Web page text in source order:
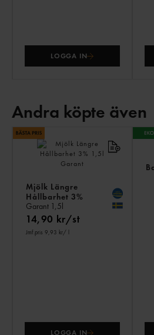
LOGGA IN
Andra köpte även
Mjölk Längre
Hållbarhet 3%
Garant 1,5l
14,90 kr/st
Jmf.pris 9,93 kr/ l
LOGGA IN